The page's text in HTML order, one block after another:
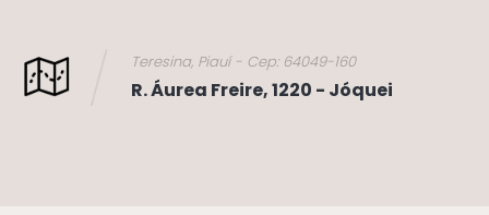
Teresina, Piauí - Cep: 64049-160
R. Áurea Freire, 1220 - Jóquei